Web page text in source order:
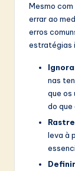
Mesmo
errar ao
erros
estratégias
nas
que os
do que
leva à